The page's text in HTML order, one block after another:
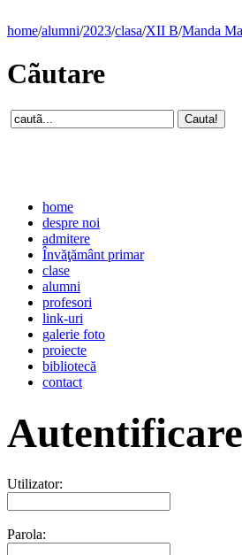
home/alumni/2023/clasa/XII B/Manda
Cãutare
home
despre noi
admitere
Învăţământ primar
clase
alumni
profesori
link-uri
galerie foto
proiecte
bibliotecă
contact
Autentificare
Utilizator:
Parola: